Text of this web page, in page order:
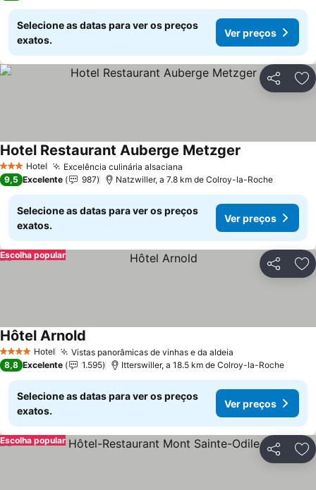
Selecione as datas para ver os preços
exatos.
Ver preços
Partilhar
3 EstrelasHotel Excelência culinária alsaciana
Hotel Restaurant Auberge Metzger
9,5 Excelente 987 Natzwiller, a 7.8 km de Colroy-la-Roche
Selecione as datas para ver os preços
exatos.
Ver preços
Partilhar
Escolha popular
4 EstrelasHotel Vistas panorâmicas de vinhas e da aldeia
Hôtel Arnold
8,8 Excelente 1.595 Itterswiller, a 18.5 km de Colroy-la-Roche
Selecione as datas para ver os preços
exatos.
Ver preços
Partilhar
Escolha popular